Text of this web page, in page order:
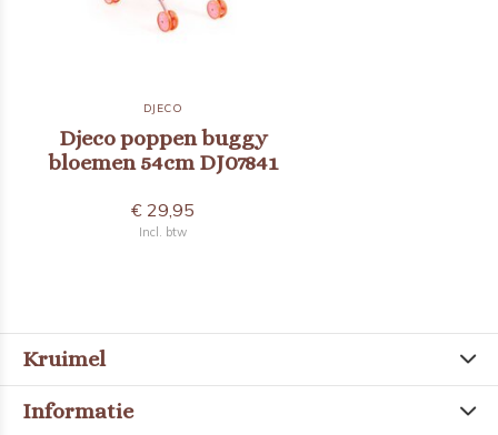
DJECO
Djeco poppen buggy
bloemen 54cm DJ07841
€ 29,95
Incl. btw
Kruimel
Informatie